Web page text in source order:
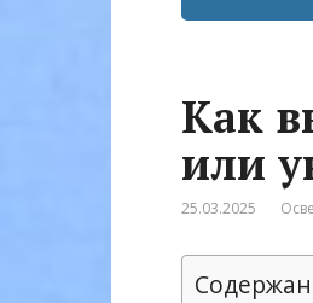
Как
или
25.03.2025